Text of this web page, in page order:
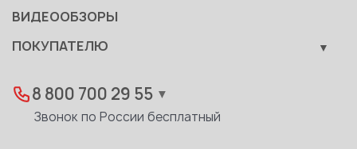
8 800 700 29 55 ▼
Звонок по России бесплатный
Качество
Развитие
ВИДЕООБЗОРЫ
ПОКУПАТЕЛЮ
Дилеры
Доставка